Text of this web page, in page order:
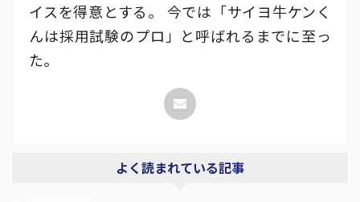
イスを得意とする。 今では「サイヨ牛ケンく
んは採用試験のプロ」と呼ばれるまでに至っ
た。
よく読まれている記事